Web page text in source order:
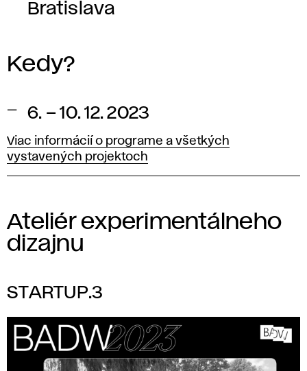
Bratislava
Kedy?
6. – 10. 12. 2023
Viac informácií o programe a všetkých
vystavených projektoch
Ateliér experimentálneho
dizajnu
STARTUP.3